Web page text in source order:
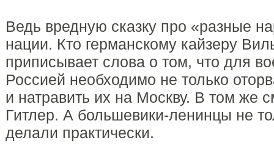
Ведь вредную сказку про «разные
нации. Кто германскому кайзеру
приписывает слова о том, что для
Россией необходимо не только
и натравить их на Москву. В том же
Гитлер. А большевики-ленинцы не
делали практически.